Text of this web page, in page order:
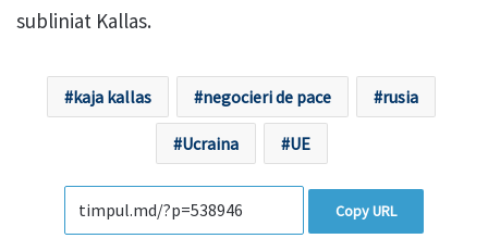
subliniat Kallas.
kaja kallas negocieri de pace rusia
Ucraina UE
Copy URL